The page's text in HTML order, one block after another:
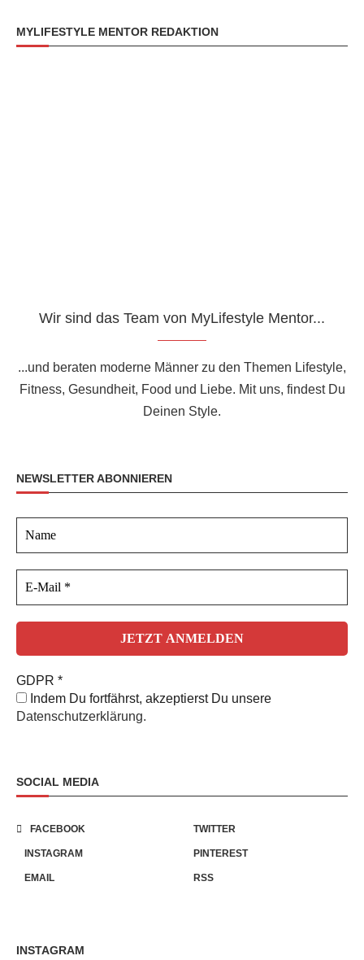
MYLIFESTYLE MENTOR REDAKTION
Wir sind das Team von MyLifestyle Mentor...
...und beraten moderne Männer zu den Themen Lifestyle,
Fitness, Gesundheit, Food und Liebe. Mit uns, findest Du
Deinen Style.
NEWSLETTER ABONNIEREN
GDPR *
Indem Du fortfährst, akzeptierst Du unsere
Datenschutzerklärung.
SOCIAL MEDIA
FACEBOOK TWITTER
INSTAGRAM PINTEREST
EMAIL RSS
INSTAGRAM